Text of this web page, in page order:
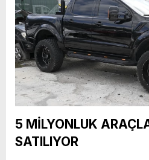
5 MİLYONLUK
SATILIYOR